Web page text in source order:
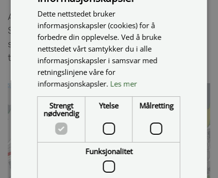
Anbefalt rute for myke trafikanter er om
Steinveien, Olderveien og gangbrua litt lengre
sør over rv. 83. Det blir skiltet langs alternativ
trasé.
Dette nettstedet bruker
informasjonskapsler (cookies) for å
forbedre din opplevelse. Ved å bruke
nettstedet vårt samtykker du i alle
informasjonskapsler i samsvar med
retningslinjene våre for
informasjonskapsler. Les mer
Strengt
nødvendig
Ytelse Målretting
Funksjonalitet